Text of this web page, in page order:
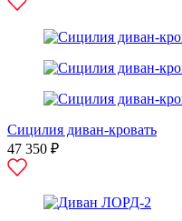
Сицилия диван-кровать
47 350 ₽